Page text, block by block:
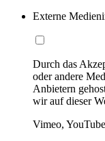
Externe
Durch das
oder andere
Anbietern
wir auf dieser
Vimeo, YouTube